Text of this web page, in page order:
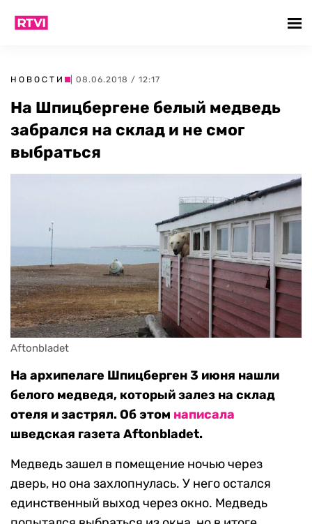
НОВОСТИ | 08.06.2018 / 12:17
На Шпицбергене белый медведь
забрался на склад и не смог
выбраться
Aftonbladet
На архипелаге Шпицберген 3 июня нашли
белого медведя, который залез на склад
отеля и застрял. Об этом написала
шведская газета Aftonbladet.
Медведь зашел в помещение ночью через
дверь, но она захлопнулась. У него остался
единственный выход через окно. Медведь